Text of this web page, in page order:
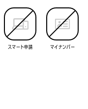
スマート申請 マイナンバー